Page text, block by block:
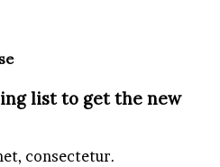
list to get the new
consectetur.